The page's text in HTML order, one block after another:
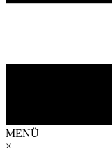
MENÜ
×